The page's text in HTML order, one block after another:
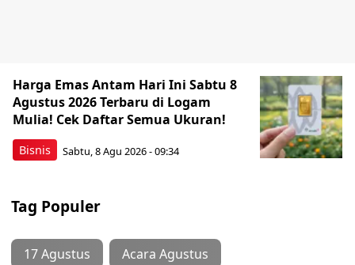
Bisnis
Harga Emas Antam Hari Ini Sabtu 8
Agustus 2026 Terbaru di Logam
Mulia! Cek Daftar Semua Ukuran!
Sabtu, 8 Agu 2026 - 09:34
Tag Populer
17 Agustus Acara Agustus